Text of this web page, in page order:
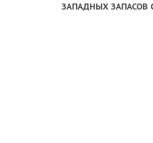
ЗАПАДНЫХ ЗАПАСОВ